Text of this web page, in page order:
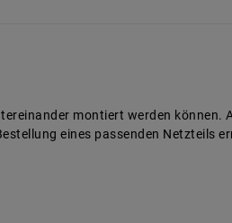
montiert werden können.
eines passenden Netzteils